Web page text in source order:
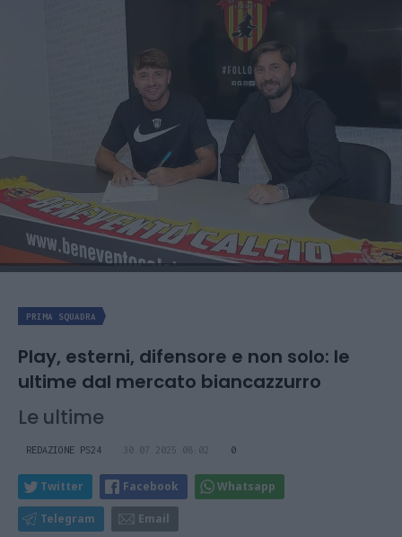
PRIMA SQUADRA
Play, esterni, difensore e non solo: le
ultime dal mercato biancazzurro
Le ultime
REDAZIONE PS24 30.07.2025 08:02 0
Twitter Facebook Whatsapp
Telegram Email